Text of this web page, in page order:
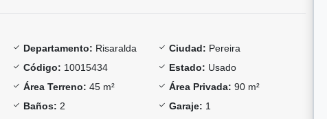
Departamento: Risaralda Ciudad: Pereira
Código: 10015434 Estado: Usado
Área Terreno: 45 m² Área Privada: 90 m²
Baños: 2 Garaje: 1